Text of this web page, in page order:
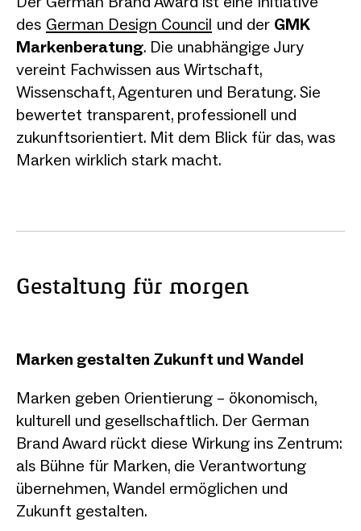
des German Design Council und der GMK
Markenberatung. Die unabhängige Jury
vereint Fachwissen aus Wirtschaft,
Wissenschaft, Agenturen und Beratung. Sie
bewertet transparent, professionell und
zukunftsorientiert. Mit dem Blick für das, was
Marken wirklich stark macht.
Gestaltung für morgen
Marken gestalten Zukunft und Wandel
Marken geben Orientierung – ökonomisch,
kulturell und gesellschaftlich. Der German
Brand Award rückt diese Wirkung ins Zentrum:
als Bühne für Marken, die Verantwortung
übernehmen, Wandel ermöglichen und
Zukunft gestalten.